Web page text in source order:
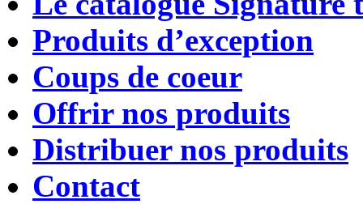
Produits d’exception
Coups de coeur
Offrir nos produits
Distribuer nos produits
Contact